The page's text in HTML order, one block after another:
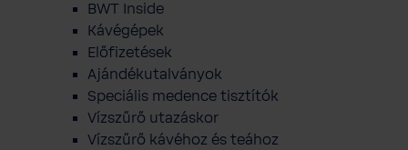
BWT Inside
Kávégépek
Előfizetések
Ajándékutalványok
Speciális medence tisztítók
Vízszűrő utazáskor
Vízszűrő kávéhoz és teához